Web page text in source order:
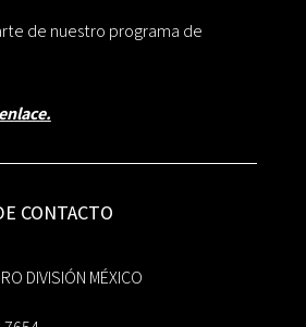
de nuestro programa de
CONTACTO
DIVISIÓN MÉXICO